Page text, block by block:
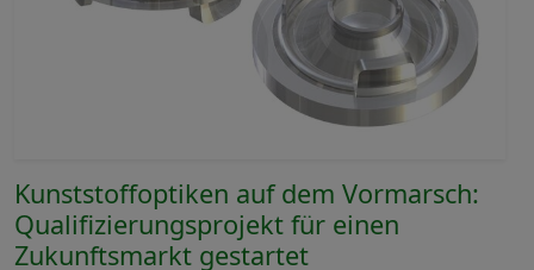
Kunststoffoptiken auf dem Vormarsch:
Qualifizierungsprojekt für einen
Zukunftsmarkt gestartet